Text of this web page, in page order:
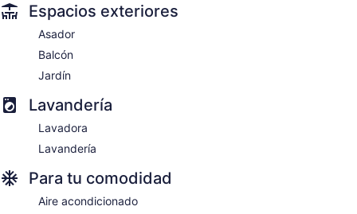
Espacios exteriores
Asador
Balcón
Jardín
Lavandería
Lavadora
Lavandería
Para tu comodidad
Aire acondicionado